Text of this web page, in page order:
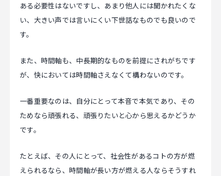
ある必要性はないですし、あまり他人には聞かれたくな
い、大きい声では言いにくい下世話なものでも良いので
す。
また、時間軸も、中長期的なものを前提にされがちです
が、快においては時間軸さえなくて構わないのです。
一番重要なのは、自分にとって本音で本気であり、その
ためなら頑張れる、頑張りたいと心から思えるかどうか
です。
たとえば、その人にとって、社会性があるコトの方が燃
えられるなら、時間軸が長い方が燃える人ならそうすれ